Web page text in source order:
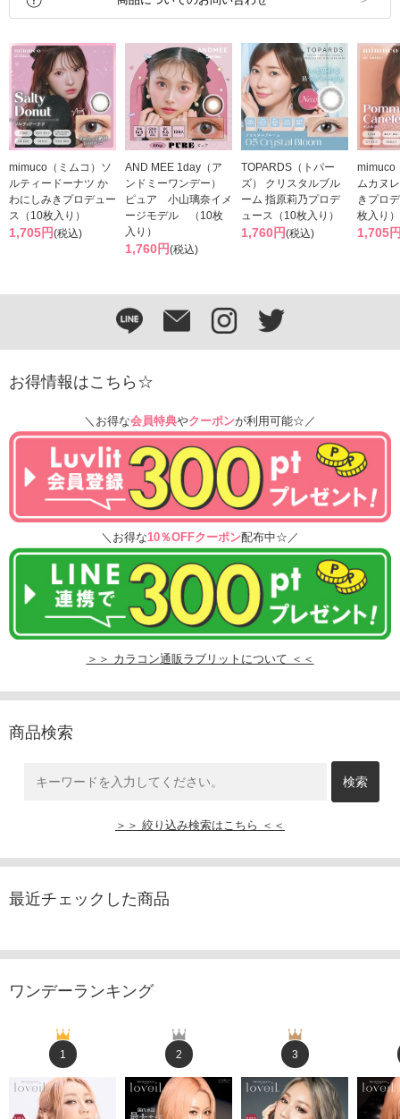
mimuco（ミムコ）ソ
ルティードーナツ か
わにしみきプロデュー
ス（10枚入り）
1,705円(税込)
AND MEE 1day（ア
ンドミーワンデー）
ピュア 小山璃奈イメ
ージモデル （10枚
入り）
1,760円(税込)
TOPARDS（トパー
ズ） クリスタルブル
ーム 指原莉乃プロデ
ュース（10枚入り）
1,760円(税込)
mimuco
ムカヌ
きプロ
枚入り）
1,705
お得情報はこちら☆
＼お得な会員特典やクーポンが利用可能☆／
＼お得な10％OFFクーポン配布中☆／
＞＞ カラコン通販ラブリットについて ＜＜
商品検索
＞＞ 絞り込み検索はこちら ＜＜
最近チェックした商品
ワンデーランキング
1 2 3